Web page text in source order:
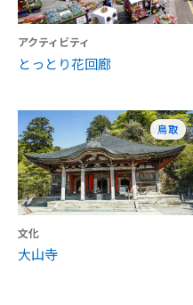
アクティビティ
とっとり花回廊
鳥取
文化
大山寺